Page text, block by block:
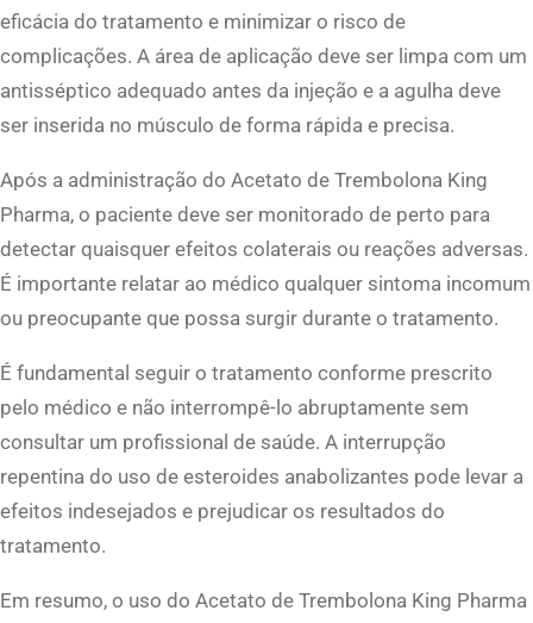
eficácia do tratamento e minimizar o risco de
complicações. A área de aplicação deve ser limpa com um
antisséptico adequado antes da injeção e a agulha deve
ser inserida no músculo de forma rápida e precisa.
Após a administração do Acetato de Trembolona King
Pharma, o paciente deve ser monitorado de perto para
detectar quaisquer efeitos colaterais ou reações adversas.
É importante relatar ao médico qualquer sintoma incomum
ou preocupante que possa surgir durante o tratamento.
É fundamental seguir o tratamento conforme prescrito
pelo médico e não interrompê-lo abruptamente sem
consultar um profissional de saúde. A interrupção
repentina do uso de esteroides anabolizantes pode levar a
efeitos indesejados e prejudicar os resultados do
tratamento.
Em resumo, o uso do Acetato de Trembolona King Pharma